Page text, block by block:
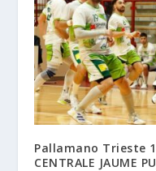
Pallamano Trieste
CENTRALE JAUME